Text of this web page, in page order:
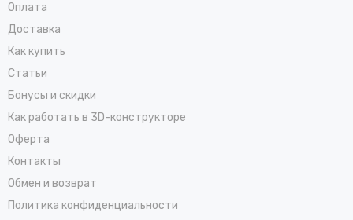
Оплата
Доставка
Как купить
Статьи
Бонусы и скидки
Как работать в 3D-конструкторе
Оферта
Контакты
Обмен и возврат
Политика конфиденциальности